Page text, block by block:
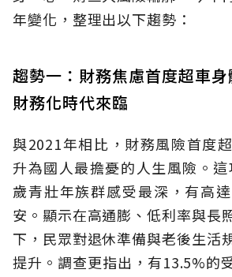
年變化，整理出以下趨勢：
趨勢一：財務焦慮首度超車
財務化時代來臨
與2021年相比，財務風險首度
升為國人最擔憂的人生風險。
歲青壯年族群感受最深，有高
安。顯示在高通膨、低利率與長
下，民眾對退休準備與老後生活
提升。調查更指出，有13.5%的